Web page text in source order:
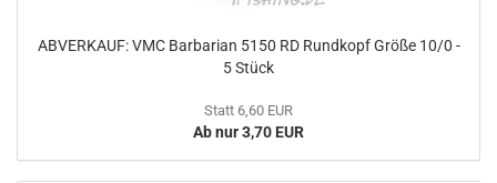
ABVERKAUF: VMC Barbarian 5150 RD Rundkopf Größe 10/0 -
5 Stück
Statt 6,60 EUR
Ab nur 3,70 EUR